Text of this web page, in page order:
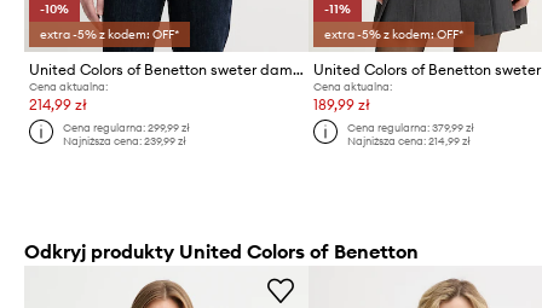
-10%
extra -5% z kodem: OFF*
United Colors of Benetton sweter damski z dodatkiem wełny
Cena aktualna:
214,99 zł
Cena regularna:299,99 zł
Najniższa cena:239,99 zł
-11%
extra -5% z kodem: OFF*
Cena aktualna:
189,99 zł
Cena regularna: 379,99 zł
Najniższa cena: 214,99 zł
Odkryj produkty United Colors of Benetton